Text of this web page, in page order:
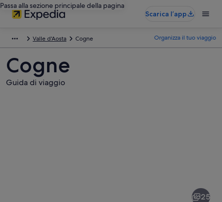
Passa alla sezione principale della pagina
Scarica l’app
Valle d'Aosta Cogne Organizza il tuo viaggio
Cogne
Guida di viaggio
25